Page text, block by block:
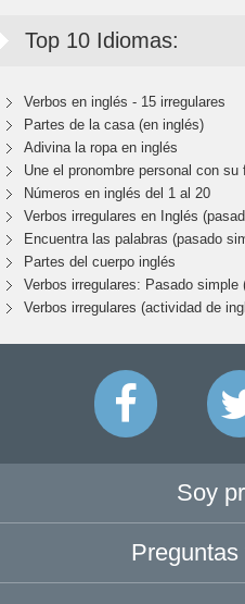
Top 10 Idiomas:
Verbos en inglés - 15 irregulares
Partes de la casa (en inglés)
Adivina la ropa en inglés
Une el pronombre personal con
Números en inglés del 1 al 20
Verbos irregulares en Inglés
Encuentra las palabras (pasado
Partes del cuerpo inglés
Verbos irregulares: Pasado simple
Verbos irregulares (actividad de
Soy